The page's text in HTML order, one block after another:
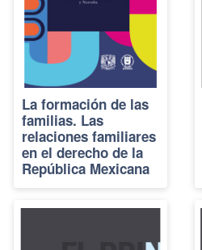
La formación de las
familias. Las
relaciones familiares
en el derecho de la
República Mexicana